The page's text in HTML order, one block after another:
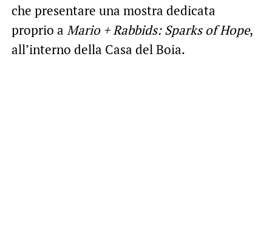
che presentare una mostra dedicata
proprio a Mario + Rabbids: Sparks of Hope,
all’interno della Casa del Boia.